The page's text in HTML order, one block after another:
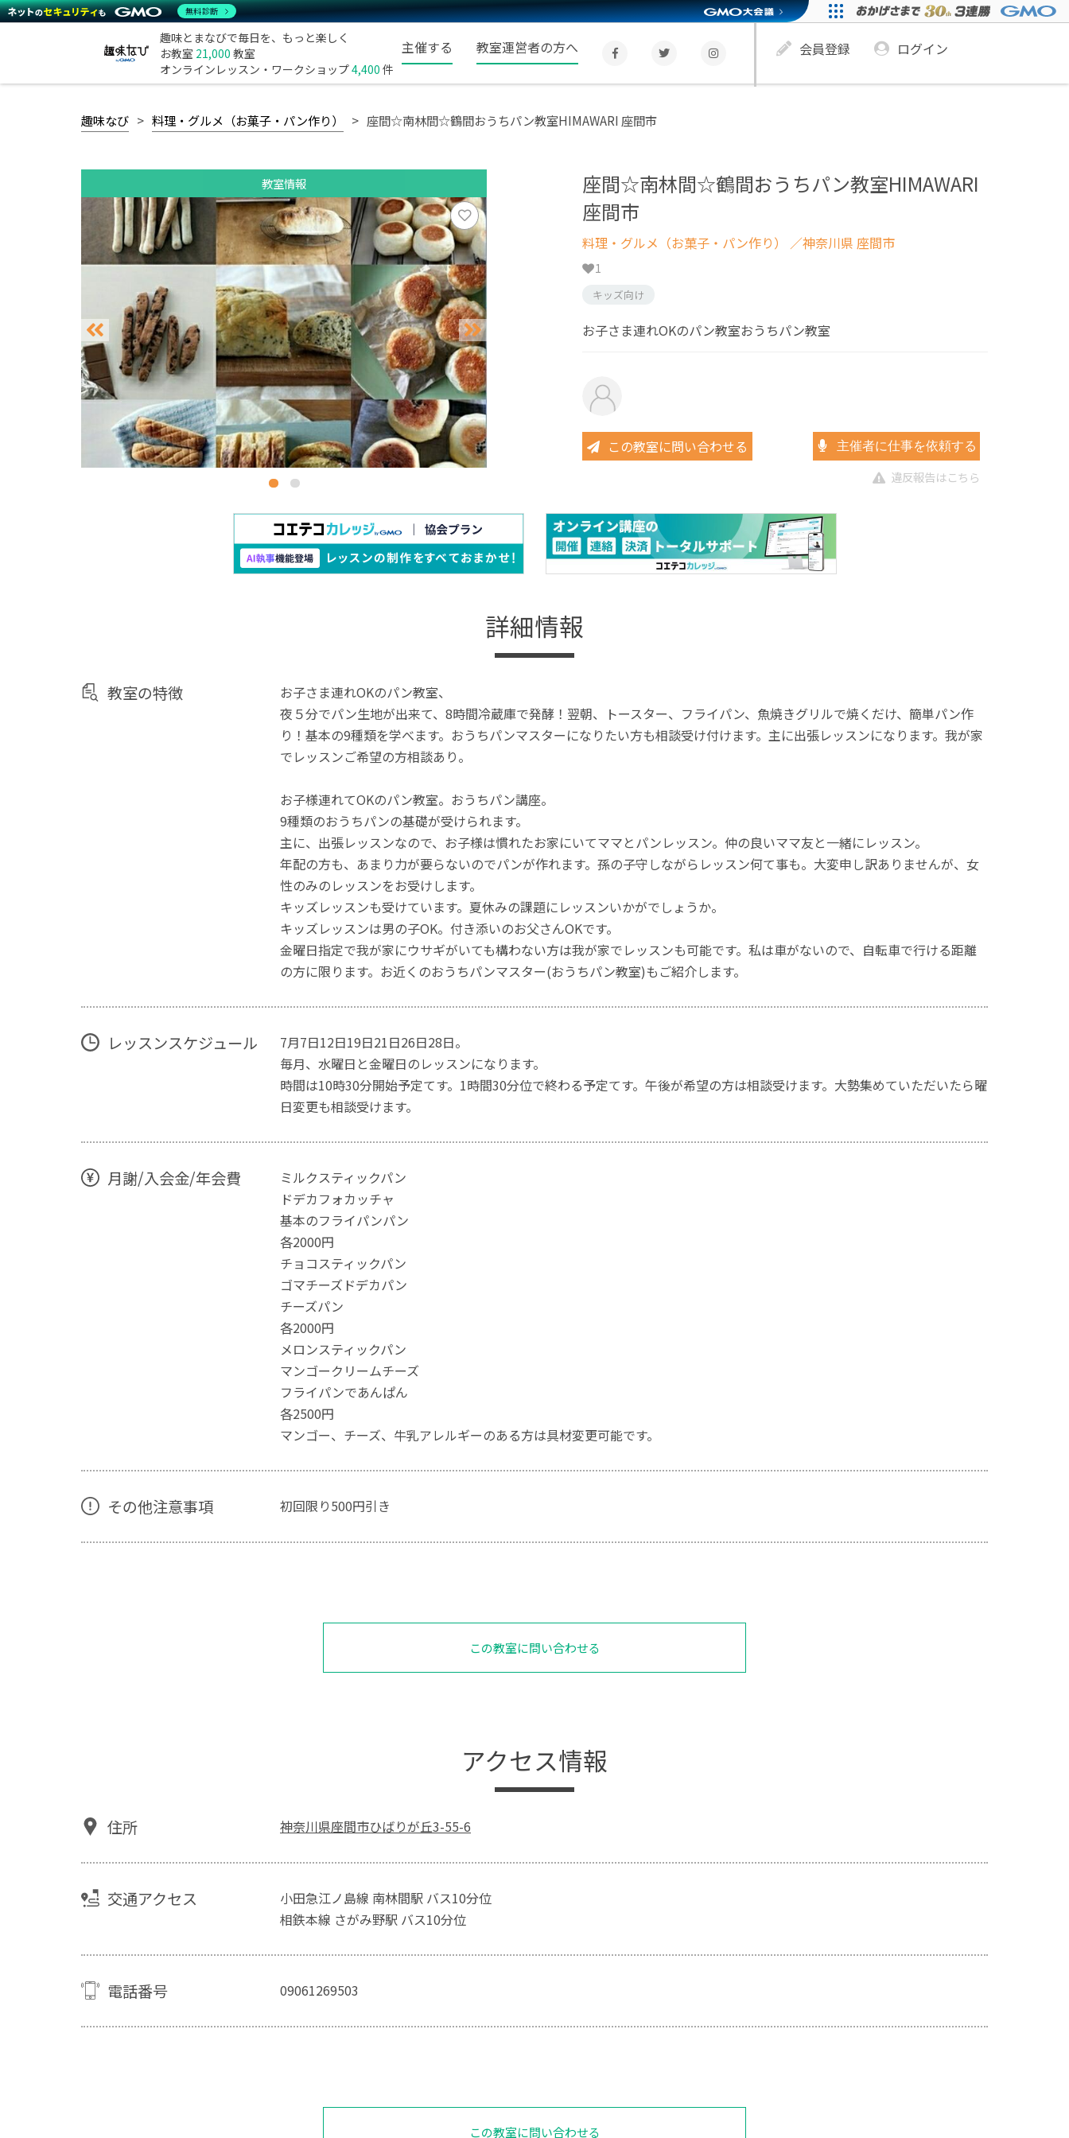
趣味とまなびで毎日を、もっと楽しく
お教室 21,000 教室
オンラインレッスン・ワークショップ4,400 件
主催する 教室運営者の方へ 会員登録 ログイン
趣味なび 料理・グルメ（お菓子・パン作り） 座間☆南林間☆鶴間おうちパン教室HIMAWARI 座間市
教室情報
座間☆南林間☆鶴間おうちパン教室HIMAWARI
座間市
料理・グルメ（お菓子・パン作り） ／神奈川県 座間市
1
キッズ向け
お子さま連れOKのパン教室おうちパン教室
この教室に問い合わせる 主催者に仕事を依頼する
違反報告はこちら
詳細情報
教室の特徴
お子さま連れOKのパン教室、
夜５分でパン生地が出来て、8時間冷蔵庫で発酵！翌朝、トースター、フライパン、魚焼きグリルで焼くだけ、簡単パン作
り！基本の9種類を学べます。おうちパンマスターになりたい方も相談受け付けます。主に出張レッスンになります。我が家
でレッスンご希望の方相談あり。
お子様連れてOKのパン教室。おうちパン講座。
9種類のおうちパンの基礎が受けられます。
主に、出張レッスンなので、お子様は慣れたお家にいてママとパンレッスン。仲の良いママ友と一緒にレッスン。
年配の方も、あまり力が要らないのでパンが作れます。孫の子守しながらレッスン何て事も。大変申し訳ありませんが、女
性のみのレッスンをお受けします。
キッズレッスンも受けています。夏休みの課題にレッスンいかがでしょうか。
キッズレッスンは男の子OK。付き添いのお父さんOKです。
金曜日指定で我が家にウサギがいても構わない方は我が家でレッスンも可能です。私は車がないので、自転車で行ける距離
の方に限ります。お近くのおうちパンマスター(おうちパン教室)もご紹介します。
レッスンスケジュール
7月7日12日19日21日26日28日。
毎月、水曜日と金曜日のレッスンになります。
時間は10時30分開始予定てす。1時間30分位で終わる予定てす。午後が希望の方は相談受けます。大勢集めていただいたら曜
日変更も相談受けます。
月謝/入会金/年会費
ミルクスティックパン
ドデカフォカッチャ
基本のフライパンパン
各2000円
チョコスティックパン
ゴマチーズドデカパン
チーズパン
各2000円
メロンスティックパン
マンゴークリームチーズ
フライパンであんぱん
各2500円
マンゴー、チーズ、牛乳アレルギーのある方は具材変更可能です。
その他注意事項 初回限り500円引き
この教室に問い合わせる
アクセス情報
住所 神奈川県座間市ひばりが丘3-55-6
交通アクセス
小田急江ノ島線 南林間駅 バス10分位
相鉄本線 さがみ野駅 バス10分位
電話番号 09061269503
この教室に問い合わせる
無料診断